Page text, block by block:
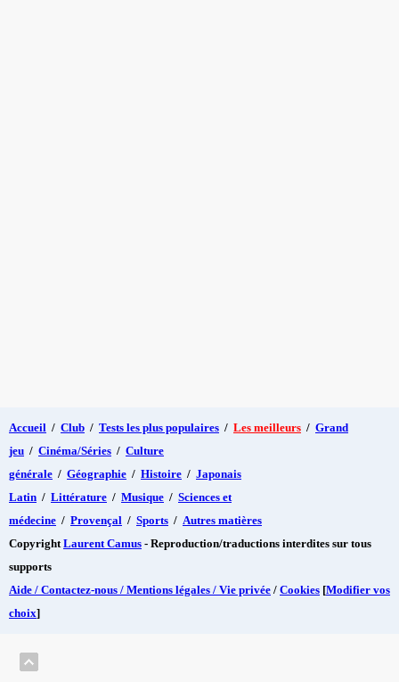
Accueil / Club / Tests les plus populaires / Les meilleurs / Grand
jeu / Cinéma/Séries / Culture
générale / Géographie / Histoire / Japonais
Latin / Littérature / Musique / Sciences et
médecine / Provençal / Sports / Autres matières
Copyright Laurent Camus - Reproduction/traductions interdites sur tous
supports
Aide / Contactez-nous / Mentions légales / Vie privée / Cookies [Modifier vos
choix]